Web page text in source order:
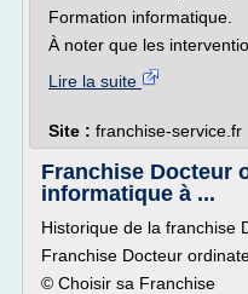
Formation informatique.
À noter que les
Lire la suite
Site : franchise-service.fr
Franchise Docteur
informatique à ...
Historique de la franchise
Franchise Docteur
© Choisir sa Franchise